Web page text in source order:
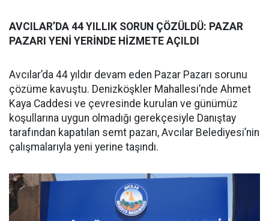
AVCILAR’DA 44 YILLIK SORUN ÇÖZÜLDÜ: PAZAR
PAZARI YENİ YERİNDE HİZMETE AÇILDI
Avcılar’da 44 yıldır devam eden Pazar Pazarı sorunu
çözüme kavuştu. Denizköşkler Mahallesi’nde Ahmet
Kaya Caddesi ve çevresinde kurulan ve günümüz
koşullarına uygun olmadığı gerekçesiyle Danıştay
tarafından kapatılan semt pazarı, Avcılar Belediyesi’nin
çalışmalarıyla yeni yerine taşındı.